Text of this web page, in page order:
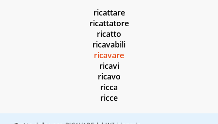
ricattare
ricattatore
ricatto
ricavabili
ricavare
ricavi
ricavo
ricca
ricce